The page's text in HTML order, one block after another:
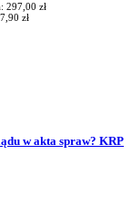
297,00 zł
zł
w akta spraw? KRP